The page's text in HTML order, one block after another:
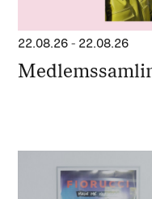
22.08.26 - 22.08.26